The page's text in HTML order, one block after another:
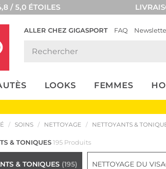
/ 5,0 ÉTOILES
ALLER CHEZ GIGASPORT FAQ
LOOKS FEMMES
SOINS NETTOYAGE NETTOYANTS &
& TONIQUES195 Produits
& TONIQUES (195) NETTOYAGE DU